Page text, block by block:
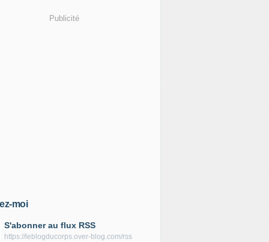
Publicité
moi
S'abonner au flux RSS
https://leblogducorps.over-blog.com/rss